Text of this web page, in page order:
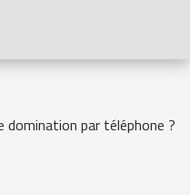
domination par téléphone ?